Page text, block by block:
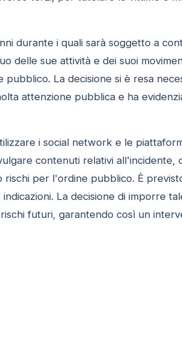
durante i quali sarà soggetto a
delle sue attività e dei suoi
La decisione si è resa
attenzione pubblica e ha
i social network e le
contenuti relativi all'incidente,
rischi per l'ordine pubblico. È
La decisione di imporre
futuri, garantendo così un